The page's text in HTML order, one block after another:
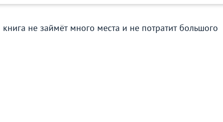
не займёт много места и не потратит большого